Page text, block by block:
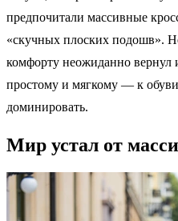
предпочитали массивные
«скучных плоских подошв».
комфорту неожиданно вернул
простому и мягкому — к
доминировать.
Мир устал от